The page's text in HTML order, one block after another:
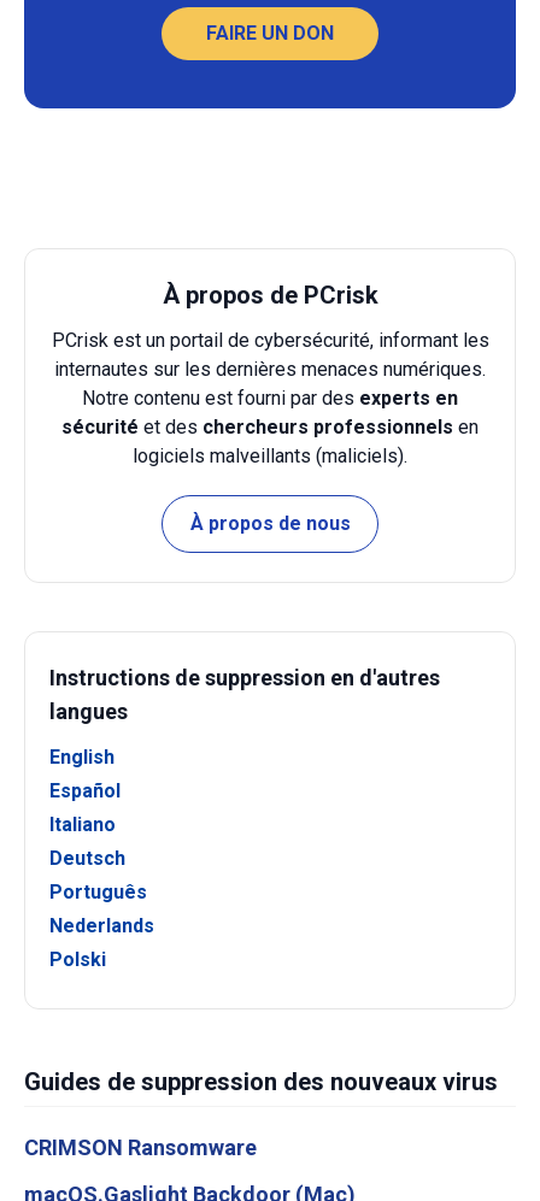
FAIRE UN DON
À propos de PCrisk
PCrisk est un portail de cybersécurité, informant les
internautes sur les dernières menaces numériques.
Notre contenu est fourni par des experts en
sécurité et des chercheurs professionnels en
logiciels malveillants (maliciels).
À propos de nous
Instructions de suppression en d'autres
langues
English
Español
Italiano
Deutsch
Português
Nederlands
Polski
Guides de suppression des nouveaux virus
CRIMSON Ransomware
macOS.Gaslight Backdoor (Mac)